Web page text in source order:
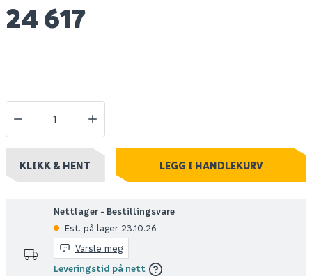
24 617
KLIKK & HENT LEGG I HANDLEKURV
Nettlager - Bestillingsvare
Est. på lager 23.10.26
Varsle meg
Leveringstid på nett